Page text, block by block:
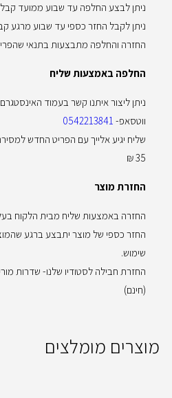
ניתן לבצע החלפה עד שבוע ממועד
ניתן לקבל החזר כספי עד שבוע מרגע
החזרה והחלפה מתבצעות בתנאי
החלפה באמצעות שליח
ניתן ליצור איתנו קשר בעמוד האינסטגרם
ווטסאפ- 0542213841
שליח יגיע אלייך עם הפריט החדש
35 ₪
החזרת מוצר
החזרה באמצעות שליח מבית הלקוח
החזר כספי של מוצר יתבצע ברגע
שימוש.
(חינם)
מוצרים מומלצים